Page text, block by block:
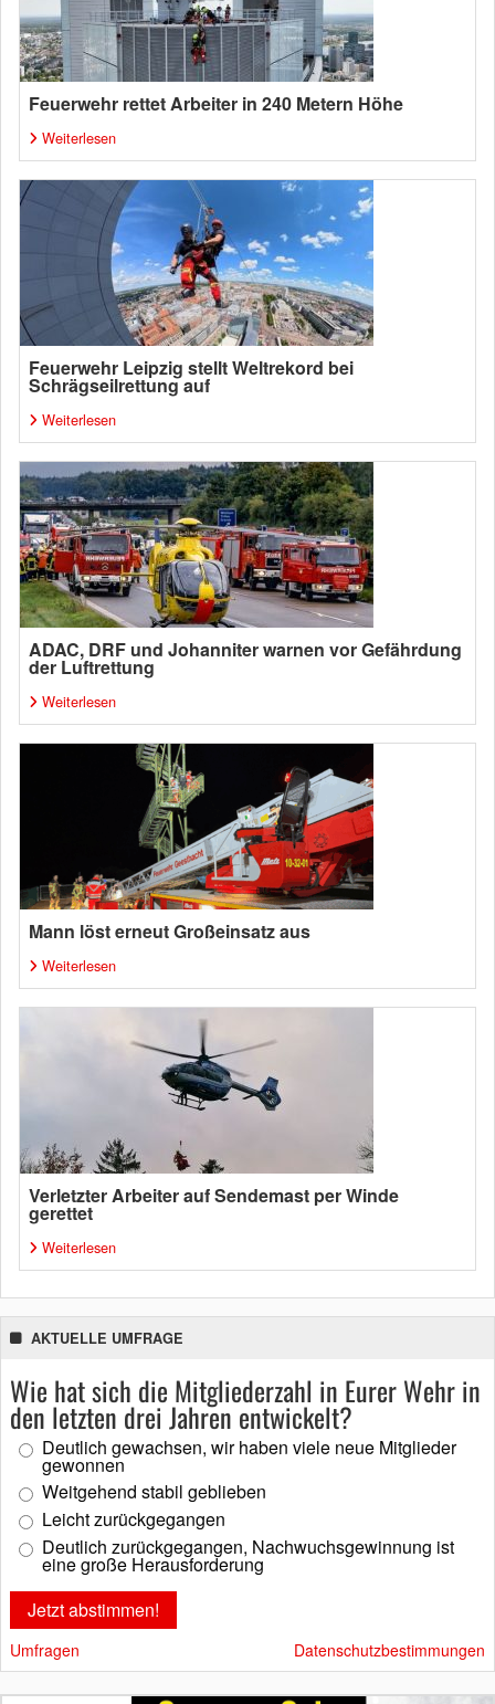
Feuerwehr rettet Arbeiter in 240 Metern Höhe
Weiterlesen
Feuerwehr Leipzig stellt Weltrekord bei
Schrägseilrettung auf
Weiterlesen
ADAC, DRF und Johanniter warnen vor Gefährdung
der Luftrettung
Weiterlesen
Mann löst erneut Großeinsatz aus
Weiterlesen
Verletzter Arbeiter auf Sendemast per Winde
gerettet
Weiterlesen
AKTUELLE UMFRAGE
Wie hat sich die Mitgliederzahl in Eurer Wehr in
den letzten drei Jahren entwickelt?
Deutlich gewachsen, wir haben viele neue Mitglieder
gewonnen
Weitgehend stabil geblieben
Leicht zurückgegangen
Deutlich zurückgegangen, Nachwuchsgewinnung ist
eine große Herausforderung
Umfragen Datenschutzbestimmungen